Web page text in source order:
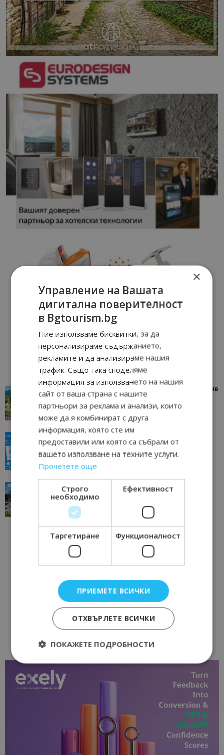
“Пощенска картичка от…”: Петрич – Изживяване
отвъд очакваното
Петрич 11/07/2026 11:22
“Пощенска картичка от…”: Пловдив, градът на
всички времена
Пловдив 23/06/2026 10:00
“Пощенска картичка от…”: Перник – град на
традициите, културата и вдъхновяващите...
Перник
×
Управление на Вашата
дигитална поверителност
в Bgtourism.bg
Ние използваме бисквитки, за да
персонализираме съдържанието,
рекламите и да анализираме нашия
трафик. Също така споделяме
информация за използването на нашия
сайт от ваша страна с нашите
партньори за реклама и анализи, които
може да я комбинират с друга
информация, която сте им
предоставили или която са събрали от
вашето използване на техните услуги.
Прочетете още
Строго
необходимо
Ефективност
Таргетиране Функционалност
ПРИЕМЕТЕ ВСИЧКИ
ОТХВЪРЛЕТЕ ВСИЧКИ
ПОКАЖЕТЕ ПОДРОБНОСТИ
Строго необходимо
Строго необходимите бисквитки позволяват
основната функционалност на уебсайта, като
потребителско влизане и управление на
акаунта. Уебсайтът не може да се използва